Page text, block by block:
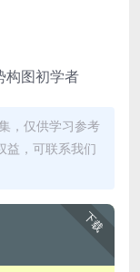
构图初学者
，仅供学习参考
益，可联系我们
下载